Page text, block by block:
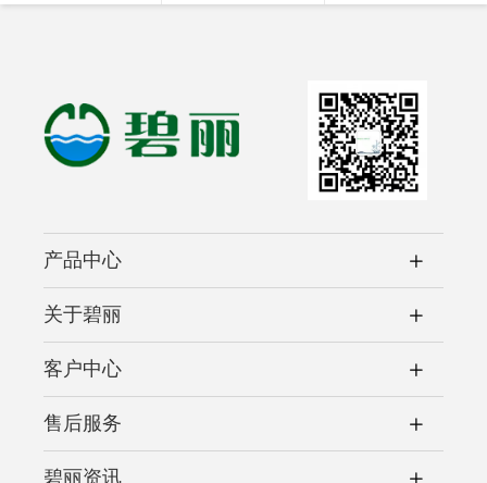
产品中心
关于碧丽
客户中心
售后服务
碧丽资讯